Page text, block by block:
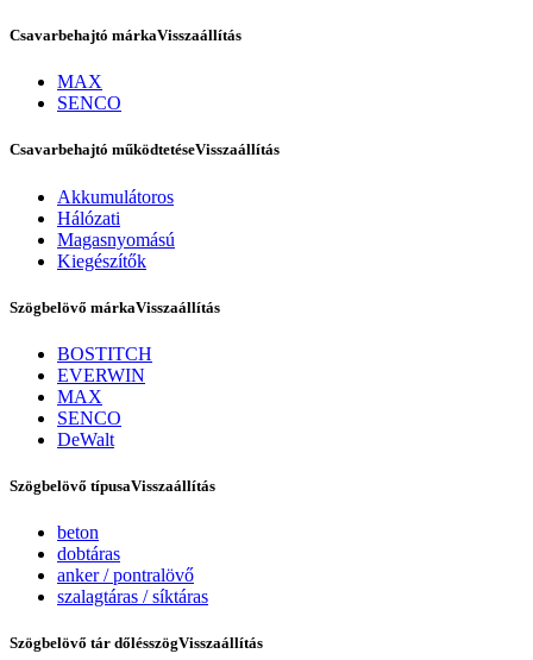
Bostitch
Tex Year
Csavarbehajtó márkaVisszaállítás
MAX
SENCO
Csavarbehajtó működtetéseVisszaállítás
Akkumulátoros
Hálózati
Magasnyomású
Kiegészítők
Szögbelövő márkaVisszaállítás
BOSTITCH
EVERWIN
MAX
SENCO
DeWalt
Szögbelövő típusaVisszaállítás
beton
dobtáras
anker / pontralövő
szalagtáras / síktáras
Szögbelövő tár dőlésszögVisszaállítás